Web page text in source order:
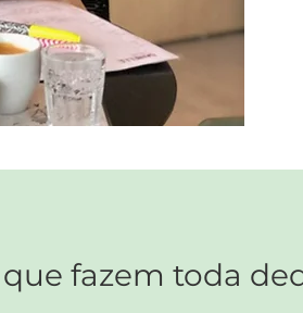
fazem toda